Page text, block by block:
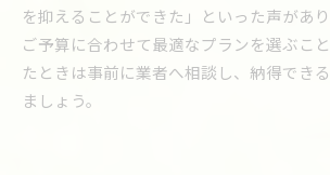
を抑えることができた」といった声があ
ご予算に合わせて最適なプランを選ぶこ
たときは事前に業者へ相談し、納得でき
ましょう。